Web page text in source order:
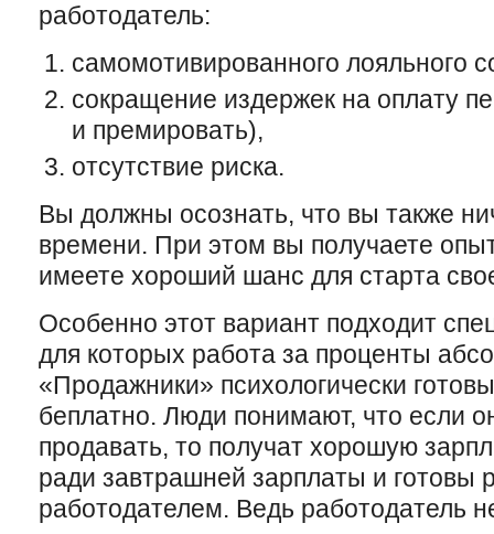
работодатель:
самомотивированного лояльного
сокращение издержек на оплату
и премировать),
отсутствие риска.
Вы должны осознать, что вы также
времени. При этом вы получаете
имеете хороший шанс для старта
Особенно этот вариант подходит
для которых работа за проценты
«Продажники» психологически
беплатно. Люди понимают, что если
продавать, то получат хорошую
ради завтрашней зарплаты и готовы
работодателем. Ведь работодатель